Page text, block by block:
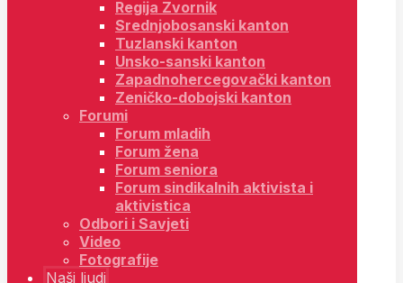
Regija Zvornik
Srednjobosanski kanton
Tuzlanski kanton
Unsko-sanski kanton
Zapadnohercegovački kanton
Zeničko-dobojski kanton
Forumi
Forum mladih
Forum žena
Forum seniora
Forum sindikalnih aktivista i
aktivistica
Odbori i Savjeti
Video
Fotografije
Naši ljudi